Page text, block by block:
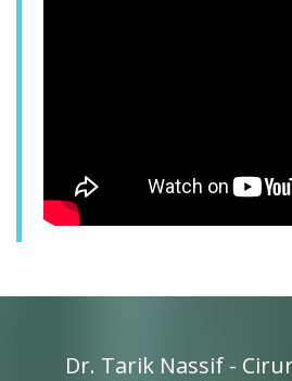
Dr. Tarik Nassif -